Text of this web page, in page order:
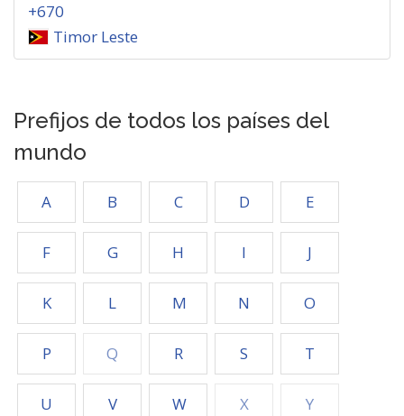
+670
Timor Leste
Prefijos de todos los países del
mundo
A B C D E
F G H I J
K L M N O
P Q R S T
U V W X Y